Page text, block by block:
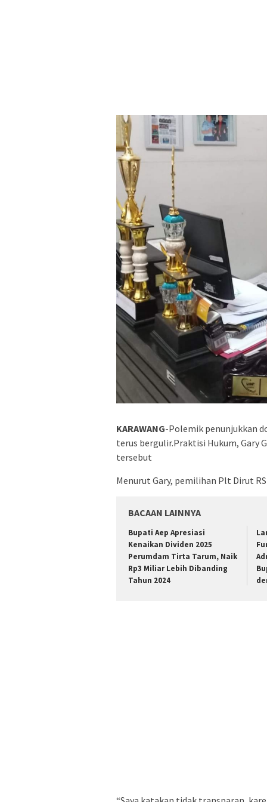
KARAWANG-Polemik penunjukkan
terus bergulir.Praktisi Hukum, Gary
tersebut
Menurut Gary, pemilihan Plt Dirut
BACAAN LAINNYA
Bupati Aep Apresiasi
Kenaikan Dividen 2025
Perumdam Tirta Tarum, Naik
Rp3 Miliar Lebih Dibanding
Tahun 2024